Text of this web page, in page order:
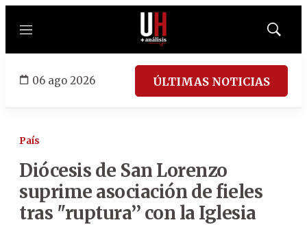
Menú
Mostrar
06 ago 2026 ÚLTIMAS NOTICIAS
País
Diócesis de San Lorenzo
suprime asociación de fieles
tras ''ruptura’’ con la Iglesia